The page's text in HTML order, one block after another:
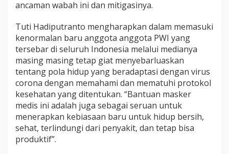
ancaman wabah ini dan mitigasinya.
Tuti Hadiputranto mengharapkan dalam memasuki
kenormalan baru anggota anggota PWI yang
tersebar di seluruh Indonesia melalui medianya
masing masing tetap giat menyebarluaskan
tentang pola hidup yang beradaptasi dengan virus
corona dengan memahami dan mematuhi protokol
kesehatan yang ditentukan. “Bantuan masker
medis ini adalah juga sebagai seruan untuk
menerapkan kebiasaan baru untuk hidup bersih,
sehat, terlindungi dari penyakit, dan tetap bisa
produktif”.